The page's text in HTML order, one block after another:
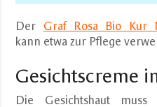
Der Graf Rosa Bio Kur
kann etwa zur Pflege
Gesichtscreme
Die Gesichtshaut